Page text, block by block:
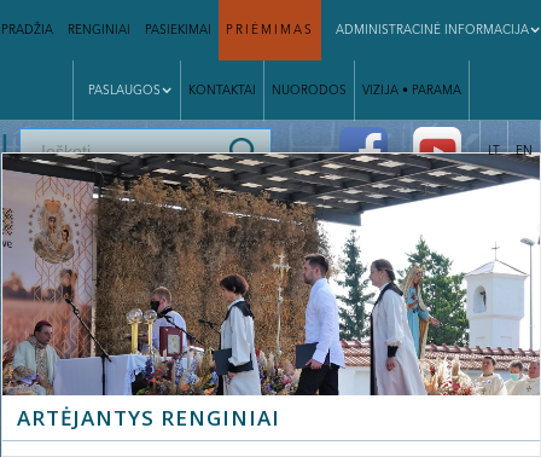
PRADŽIA RENGINIAI PASIEKIMAI PRIĖMIMAS ADMINISTRACINĖ INFORMACIJA
PASLAUGOS KONTAKTAI NUORODOS VIZIJA • PARAMA
| LT EN
ARTĖJANTYS RENGINIAI